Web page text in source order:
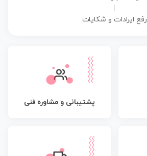
رفع ایرادات و شکایات
پشتیبانی و مشاوره فنی